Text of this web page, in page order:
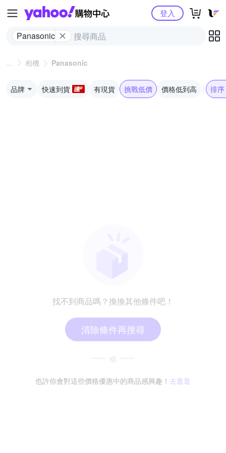
Yahoo購物中心
Panasonic
登入
相機 Panasonic
品牌 快速到貨 有現貨 挑戰低價 價格低到高 排序
找不到商品嗎？換換其他條件吧！
清除條件再搜尋
或
也許你會對這些價格優惠中的商品感興趣！ 去逛逛